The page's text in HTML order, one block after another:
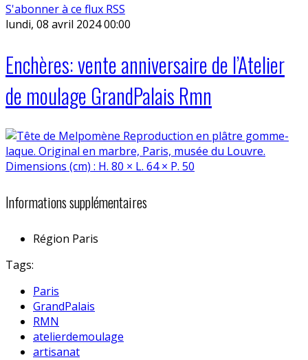
S'abonner à ce flux RSS
lundi, 08 avril 2024 00:00
Enchères: vente anniversaire de l’Atelier
de moulage GrandPalais Rmn
Informations supplémentaires
Région Paris
Tags:
Paris
GrandPalais
RMN
atelierdemoulage
artisanat